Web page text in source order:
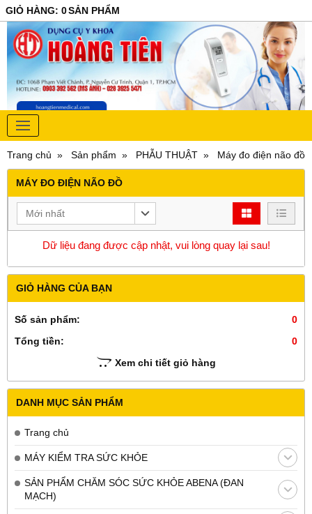
GIỎ HÀNG: 0SẢN PHẨM
Trang chủ Sản phẩm PHẪU THUẬT Máy đo điện não đồ
GIỎ HÀNG CỦA BẠN
Số sản phẩm:
0
Tổng tiền:
0
Xem chi tiết giỏ hàng
DANH MỤC SẢN PHẨM
Trang chủ
MÁY KIỂM TRA SỨC KHỎE
SẢN PHẨM CHĂM SÓC SỨC KHỎE ABENA (ĐAN
MẠCH)
MÁY ĐO ĐIỆN NÃO ĐỒ
Mới nhất
Dữ liệu đang được cập nhật, vui lòng quay lại sau!